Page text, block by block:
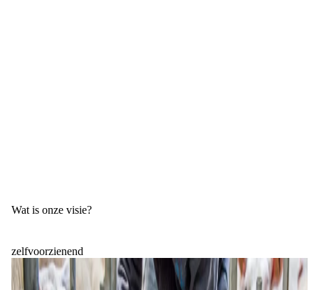
Wat is onze visie?
zelfvoorzienend